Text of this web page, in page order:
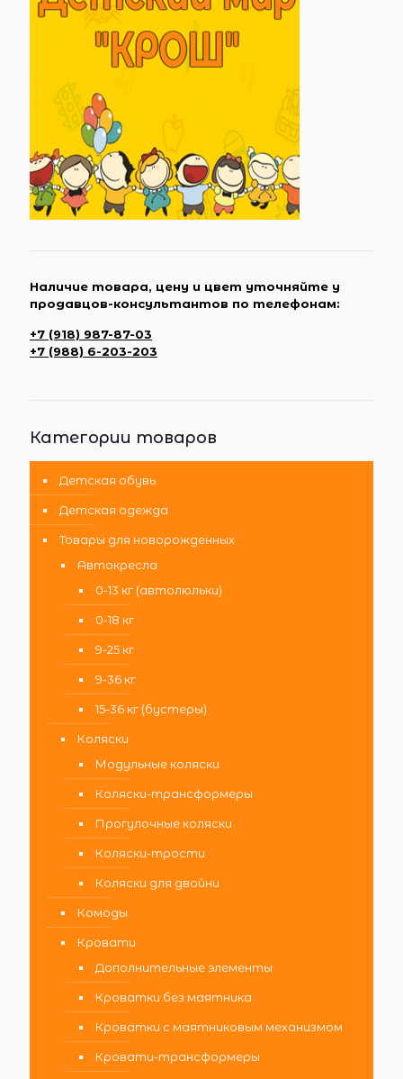
Наличие товара, цену и цвет уточняйте у
продавцов-консультантов по телефонам:
+7 (918) 987-87-03
+7 (988) 6-203-203
Категории товаров
Детская обувь
Детская одежда
Товары для новорожденных
Автокресла
0-13 кг (автолюльки)
0-18 кг
9-25 кг
9-36 кг
15-36 кг (бустеры)
Коляски
Модульные коляски
Коляски-трансформеры
Прогулочные коляски
Коляски-трости
Коляски для двойни
Комоды
Кровати
Дополнительные элементы
Кроватки без маятника
Кроватки с маятниковым механизмом
Кровати-трансформеры